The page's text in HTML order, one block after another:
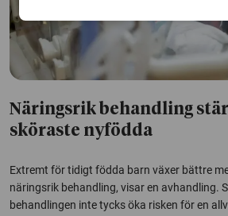
Näringsrik behandling
sköraste nyfödda
Extremt för tidigt födda barn växer bättre
näringsrik behandling, visar en avhandling.
behandlingen inte tycks öka risken för en